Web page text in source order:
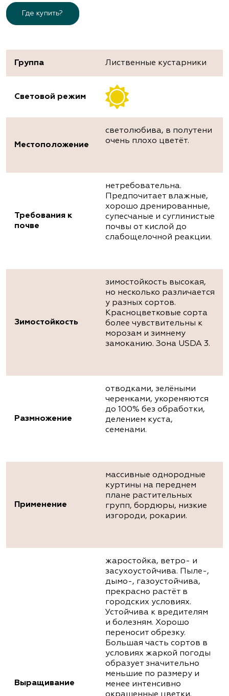
Где купить?
Группа Лиственные кустарники
Световой режим
Местоположение
светолюбива, в полутени
очень плохо цветёт.
Требования к
почве
нетребовательна.
Предпочитает влажные,
хорошо дренированные,
супесчаные и суглинистые
почвы от кислой до
слабощелочной реакции.
Зимостойкость
зимостойкость высокая,
но несколько различается
у разных сортов.
Красноцветковые сорта
более чувствительны к
морозам и зимнему
замоканию. Зона USDA 3.
Размножение
отводками, зелёными
черенками, укореняются
до 100% без обработки,
делением куста,
семенами.
Применение
массивные однородные
куртины на переднем
плане растительных
групп, бордюры, низкие
изгороди, рокарии.
Выращивание
жаростойка, ветро- и
засухоустойчива. Пыле-,
дымо-, газоустойчива,
прекрасно растёт в
городских условиях.
Устойчива к вредителям
и болезням. Хорошо
переносит обрезку.
Большая часть сортов в
условиях жаркой погоды
образует значительно
меньшие по размеру и
менее интенсивно